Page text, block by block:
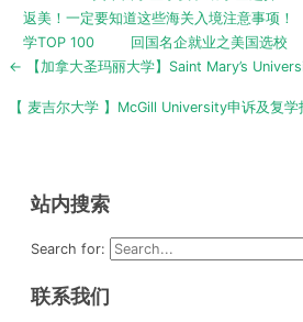
返美！一定要知道这些海关入境注意事项！
学TOP 100
回国名企就业之美国选校
Post
← 【加拿大圣玛丽大学】Saint Mary’s
【 麦吉尔大学 】McGill University申诉及复
站内搜索
Search for:
联系我们